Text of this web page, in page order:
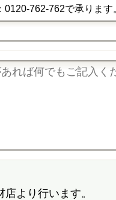
762-762で承ります
より行います。